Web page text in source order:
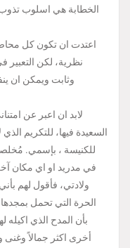
الخطابة هي اسلوب تذوب
اعتدت ان تكون كل
نظرية، لكن التعبير
وثابت ويمكن ان
لابد ان اعبر عن
السعيدة فيها، للتكريم
للكنيسة ، بإسمي.
في مدريد او اي مكان
ولادتي، فأقول لهم
الحرة التي تحمل
بأن المدح الذي اكيله
أخرى اكثر جمالاً